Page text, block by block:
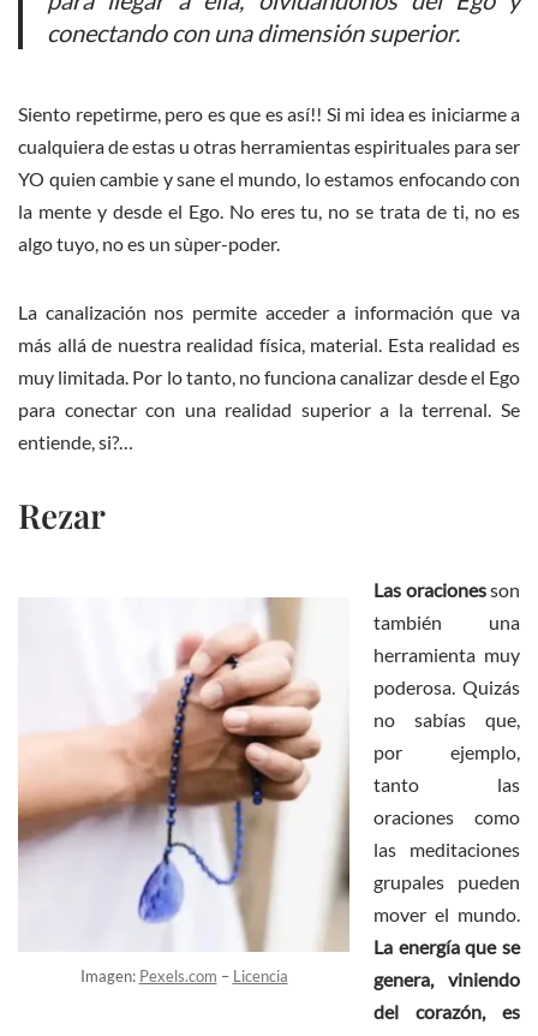
conectando con una dimensión superior.
Siento repetirme, pero es que es así!! Si mi idea es iniciarme a
cualquiera de estas u otras herramientas espirituales para ser
YO quien cambie y sane el mundo, lo estamos enfocando con
la mente y desde el Ego. No eres tu, no se trata de ti, no es
algo tuyo, no es un sùper-poder.
La canalización nos permite acceder a información que va
más allá de nuestra realidad física, material. Esta realidad es
muy limitada. Por lo tanto, no funciona canalizar desde el Ego
para conectar con una realidad superior a la terrenal. Se
entiende, si?…
Rezar
Imagen: Pexels.com – Licencia
Las oracionesson
también una
herramienta muy
poderosa. Quizás
no sabías que,
por ejemplo,
tanto las
oraciones como
las meditaciones
grupales pueden
mover el mundo.
La energía que se
genera, viniendo
del corazón, es